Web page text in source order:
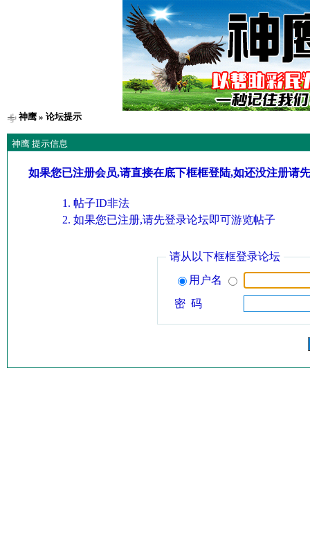
神鹰» 论坛提示
神鹰 提示信息
如果您已注册会员,请直接在底下框框登陆,如还没注册请
帖子ID非法
如果您已注册,请先登录论坛即可游览帖子
请从以下框框登录论坛
用户名
密 码